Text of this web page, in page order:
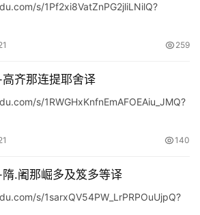
s/1Pf2xi8VatZnPG2jliLNilQ?
259
齐那连提耶舍译
s/1RWGHxKnfnEmAFOEAiu_JMQ?
140
.阇那崛多及笈多等译
s/1sarxQV54PW_LrPRPOuUjpQ?